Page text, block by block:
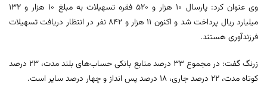
وی عنوان کرد: پارسال ۱۰ هزار و ۵۲۰ فقره تسهیلات به مبلغ ۱۰ هزار و ۱۳۲
میلیارد ریال پرداخت شد و اکنون ۱۱ هزار و ۸۴۲ نفر در انتظار دریافت تسهیلات
فرزندآوری هستند.
زرنگ گفت: در مجموع ۳۳ درصد منابع بانکی حساب‌های بلند مدت، ۲۳ درصد
کوتاه مدت، ۲۲ درصد جاری، ۱۸ درصد پس انداز و چهار درصد سایر است.